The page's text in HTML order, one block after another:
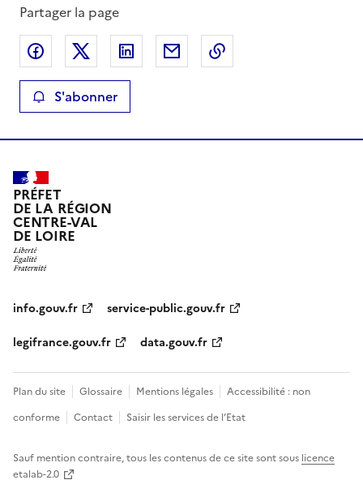
Partager la page
Partager sur Facebook
Partager sur XPartager sur LinkedIn
Partager par email
S'abonner
PRÉFET
DE LA RÉGION
CENTRE-VAL
DE LOIRE
info.gouv.fr
service-public.gouv.fr
legifrance.gouv.fr
data.gouv.fr
Plan du site Glossaire Mentions légales
Accessibilité : non
conforme
Contact Saisir les services de l’Etat
Sauf mention contraire, tous les contenus de ce site sont sous licence
etalab-2.0